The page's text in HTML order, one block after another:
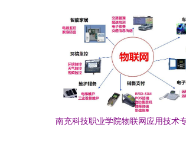
南充科技职业学院物联网应用技术